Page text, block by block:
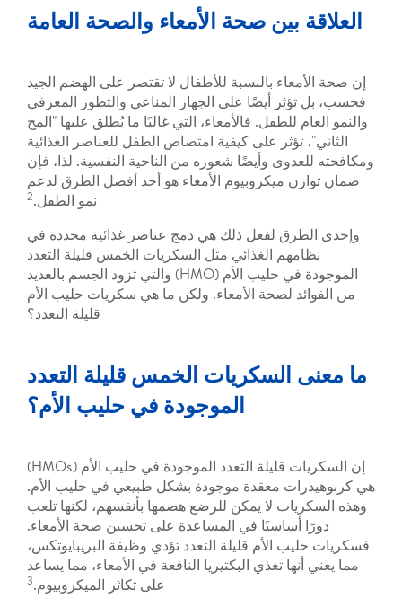
بين صحة الأمعاء والصحة العامة
بالنسبة للأطفال لا تقتصر على الهضم الجيد
أيضًا على الجهاز المناعي والتطور المعرفي
فالأمعاء، التي غالبًا ما يُطلق عليها "المخ
على كيفية امتصاص الطفل للعناصر الغذائية
وأيضًا شعوره من الناحية النفسية. لذا، فإن
ميكروبيوم الأمعاء هو أحد أفضل الطرق لدعم
لفعل ذلك هي دمج عناصر غذائية محددة في
الغذائي مثل السكريات الخمس قليلة التعدد
الموجودة في حليب الأم (HMO) والتي تزود الجسم بالعديد
لصحة الأمعاء. ولكن ما هي سكريات حليب الأم
الخمس قليلة التعدد
الموجودة في حليب الأم؟
إن السكريات قليلة التعدد الموجودة في حليب الأم (HMOs)
معقدة موجودة بشكل طبيعي في حليب الأم.
لا يمكن للرضع هضمها بأنفسهم، لكنها تلعب
في المساعدة على تحسين صحة الأمعاء.
الأم قليلة التعدد تؤدي وظيفة البريبايوتكس،
تغذي البكتيريا النافعة في الأمعاء، مما يساعد
على تكاثر الميكروبيوم. 3